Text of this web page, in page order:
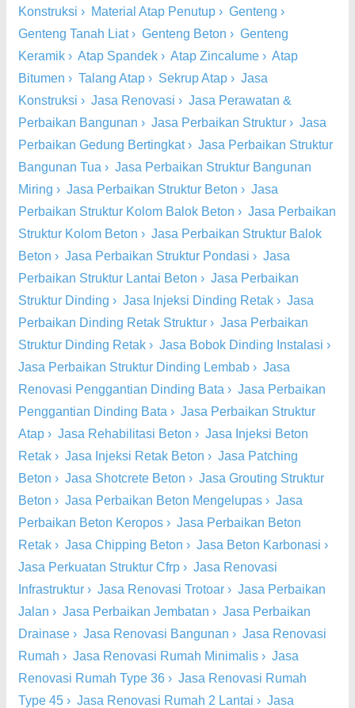
Konstruksi › Material Atap Penutup › Genteng ›
Genteng Tanah Liat› Genteng Beton › Genteng
Keramik › Atap Spandek › Atap Zincalume › Atap
Bitumen › Talang Atap › Sekrup Atap › Jasa
Konstruksi › Jasa Renovasi › Jasa Perawatan &
Perbaikan Bangunan › Jasa Perbaikan Struktur › Jasa
Perbaikan Gedung Bertingkat› Jasa Perbaikan Struktur
Bangunan Tua › Jasa Perbaikan Struktur Bangunan
Miring › Jasa Perbaikan Struktur Beton › Jasa
Perbaikan Struktur Kolom Balok Beton › Jasa Perbaikan
Struktur Kolom Beton › Jasa Perbaikan Struktur Balok
Beton › Jasa Perbaikan Struktur Pondasi › Jasa
Perbaikan Struktur Lantai Beton › Jasa Perbaikan
Struktur Dinding › Jasa Injeksi Dinding Retak › Jasa
Perbaikan Dinding Retak Struktur › Jasa Perbaikan
Struktur Dinding Retak › Jasa Bobok Dinding Instalasi ›
Jasa Perbaikan Struktur Dinding Lembab › Jasa
Renovasi Penggantian Dinding Bata › Jasa Perbaikan
Penggantian Dinding Bata › Jasa Perbaikan Struktur
Atap › Jasa Rehabilitasi Beton › Jasa Injeksi Beton
Retak › Jasa Injeksi Retak Beton › Jasa Patching
Beton › Jasa Shotcrete Beton › Jasa Grouting Struktur
Beton › Jasa Perbaikan Beton Mengelupas › Jasa
Perbaikan Beton Keropos › Jasa Perbaikan Beton
Retak › Jasa Chipping Beton › Jasa Beton Karbonasi ›
Jasa Perkuatan Struktur Cfrp › Jasa Renovasi
Infrastruktur › Jasa Renovasi Trotoar › Jasa Perbaikan
Jalan › Jasa Perbaikan Jembatan › Jasa Perbaikan
Drainase › Jasa Renovasi Bangunan › Jasa Renovasi
Rumah › Jasa Renovasi Rumah Minimalis › Jasa
Renovasi Rumah Type 36 › Jasa Renovasi Rumah
Type 45 › Jasa Renovasi Rumah 2 Lantai › Jasa